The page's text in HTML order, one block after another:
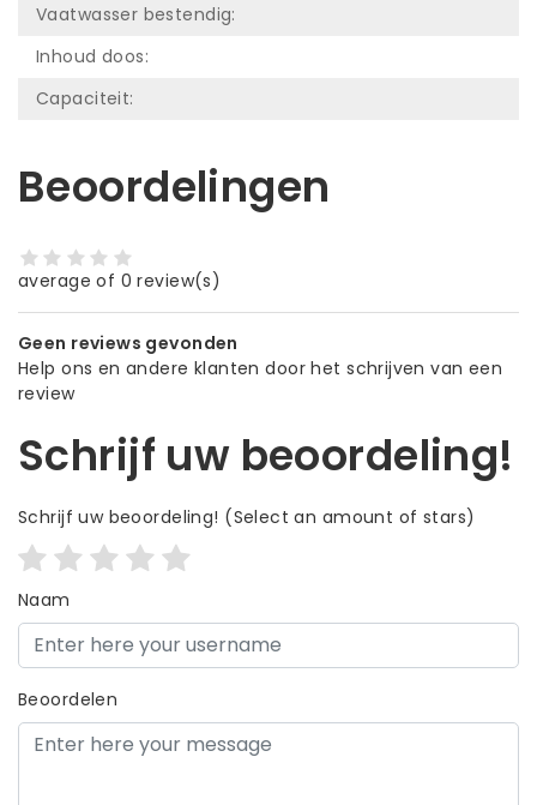
Vaatwasser bestendig:
Inhoud doos:
Capaciteit:
Beoordelingen
average of 0 review(s)
Geen reviews gevonden
Help ons en andere klanten door het schrijven van een
review
Schrijf uw beoordeling!
Schrijf uw beoordeling! (Select an amount of stars)
Naam
Beoordelen